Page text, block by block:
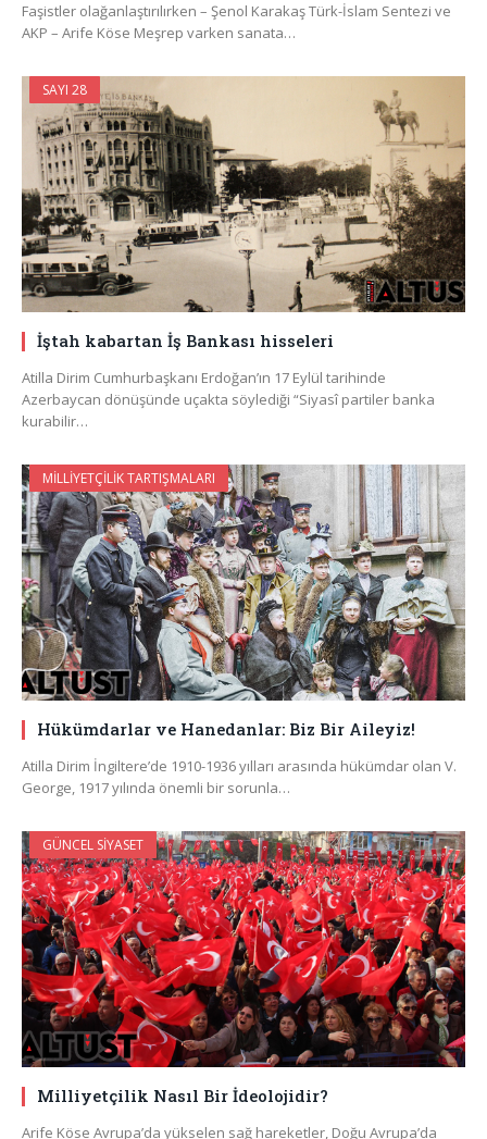
Faşistler olağanlaştırılırken – Şenol Karakaş Türk-İslam Sentezi ve
AKP – Arife Köse Meşrep varken sanata…
SAYI 28
İştah kabartan İş Bankası hisseleri
Atilla Dirim Cumhurbaşkanı Erdoğan’ın 17 Eylül tarihinde
Azerbaycan dönüşünde uçakta söylediği “Siyasî partiler banka
kurabilir…
MILLIYETÇILIK TARTIŞMALARI
Hükümdarlar ve Hanedanlar: Biz Bir Aileyiz!
Atilla Dirim İngiltere’de 1910-1936 yılları arasında hükümdar olan V.
George, 1917 yılında önemli bir sorunla…
GÜNCEL SIYASET
Milliyetçilik Nasıl Bir İdeolojidir?
Arife Köse Avrupa’da yükselen sağ hareketler, Doğu Avrupa’da